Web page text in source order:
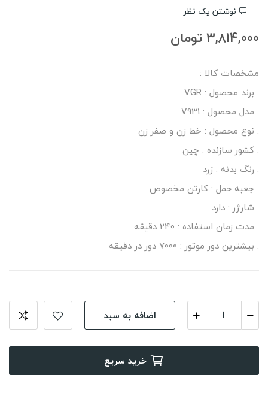
نوشتن یک نظر
3,814,000 تومان
مشخصات کالا :
. برند محصول : VGR
. مدل محصول : V931
. نوع محصول : خط زن و صفر زن
. کشور سازنده : چین
. رنگ بدنه : زرد
. جعبه حمل : کارتن مخصوص
. شارژر : دارد
. مدت زمان استفاده : 240 دقیقه
. بیشترین دور موتور : 7000 دور در دقیقه
اضافه به سبد
خرید سریع